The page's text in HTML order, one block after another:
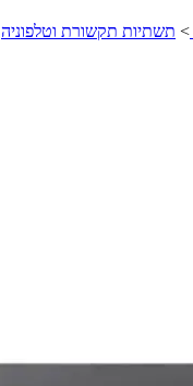
> תשתיות תקשורת וטלפוניה